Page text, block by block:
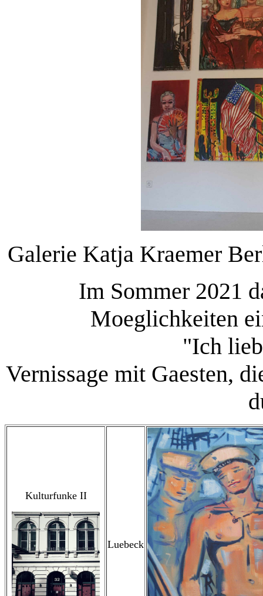
Galerie Katja Kraemer
Im Sommer 2021
Moeglichkeiten
"Ich
Vernissage mit Gaesten,
Kulturfunke II
Luebeck